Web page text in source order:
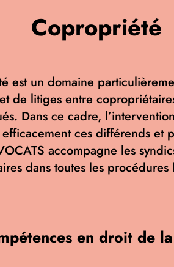
Copropriété
est un domaine
de litiges entre
Dans ce cadre,
ces différends et
accompagne les
dans toutes les
en droit de